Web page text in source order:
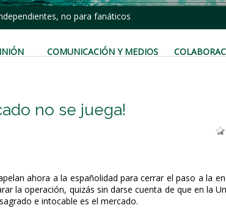
no para fanáticos
COMUNICACIÓN Y MEDIOS
no se juega!
ahora a la españolidad para cerrar el paso a la
la operación, quizás sin darse cuenta de que en la
e intocable es el mercado.